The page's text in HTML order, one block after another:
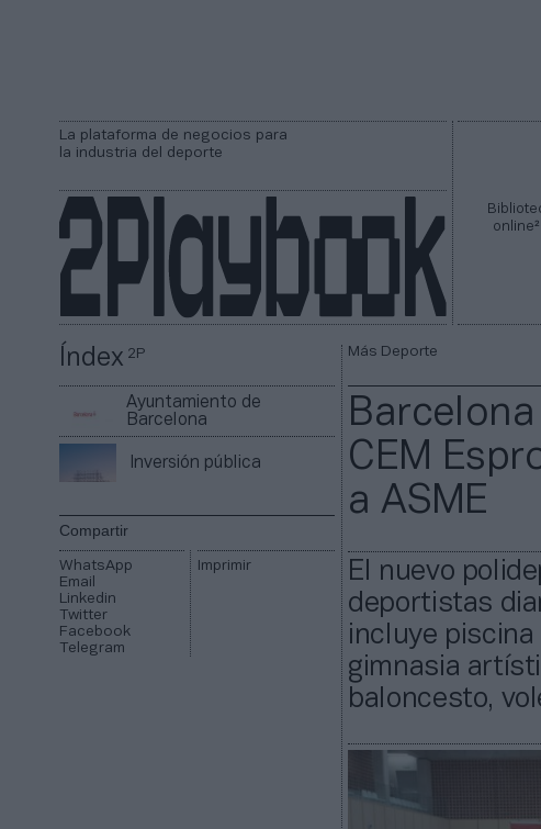
La plataforma de negocios para
la industria del deporte
online
Índex2P
Ayuntamiento de
Barcelona
Inversión pública
Compartir
WhatsApp
Email
Linkedin
Twitter
Facebook
Telegram
Imprimir
Más Deporte
CEM
a ASME
El nuevo
deportistas
incluye
gimnasia
baloncesto,